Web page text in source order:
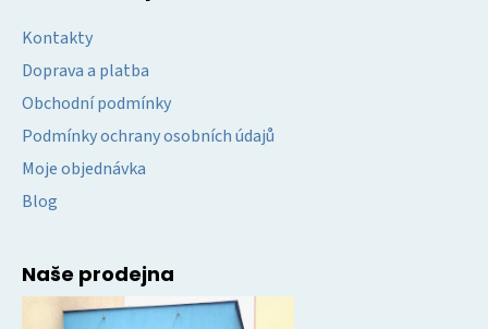
Kontakty
Doprava a platba
Obchodní podmínky
Podmínky ochrany osobních údajů
Moje objednávka
Blog
Naše prodejna